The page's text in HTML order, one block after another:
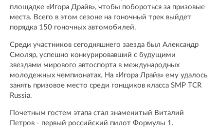
площадке «Игора Драйв», чтобы побороться за призовые
места. Всего в этом сезоне на гоночный трек выйдет
порядка 150 гоночных автомобилей.
Среди участников сегодняшнего заезда был Александр
Смоляр, успешно конкурировавший с будущими
звездами мирового автоспорта в международных
молодежных чемпионатах. На «Игора Лрайв» ему удалось
занять призовое место среди гонщиков класса SMP TCR
Russia.
Почетным гостем этапа стал знаменитый Виталий
Петров - первый российский пилот Формулы 1.